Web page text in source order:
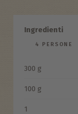
Ingredienti
4 PERSONE
300 g
100 g
1